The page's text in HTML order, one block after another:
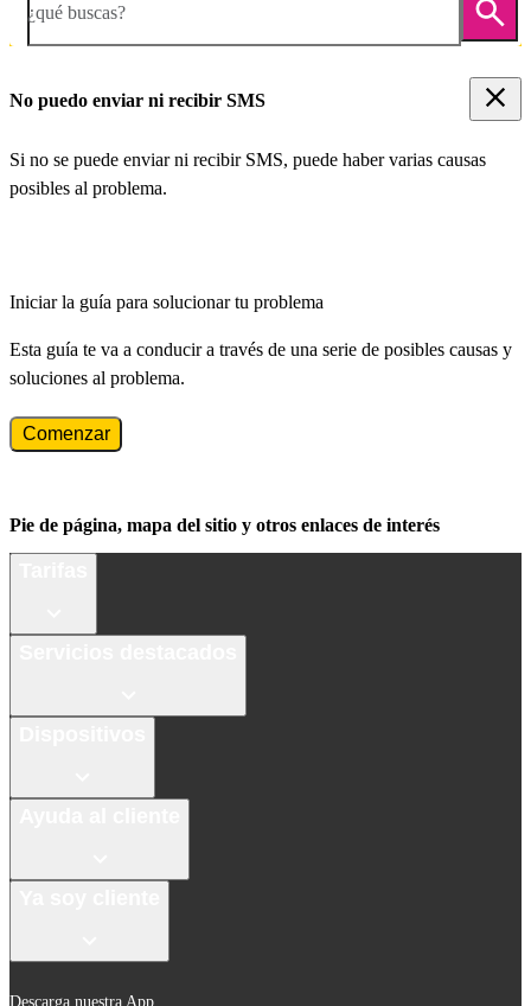
¿qué buscas?
No puedo enviar ni recibir SMS
Si no se puede enviar ni recibir SMS, puede haber varias causas
posibles al problema.
Iniciar la guía para solucionar tu problema
Esta guía te va a conducir a través de una serie de posibles causas y
soluciones al problema.
Comenzar
Pie de página, mapa del sitio y otros enlaces de interés
Descarga nuestra App